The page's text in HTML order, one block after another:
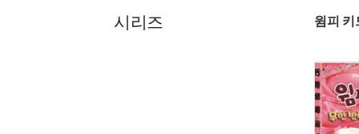
시리즈 윔피 키